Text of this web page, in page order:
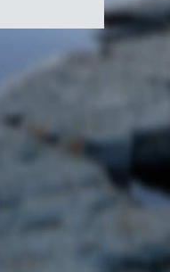
du